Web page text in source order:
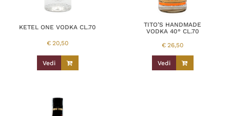
KETEL ONE VODKA CL.70
€ 20,50
Vedi
TITO’S HANDMADE
VODKA 40° CL.70
€ 26,50
Vedi